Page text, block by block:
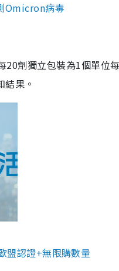
Omicron病毒
20劑獨立包裝為1個單位
果。
盟認證+無限購數量